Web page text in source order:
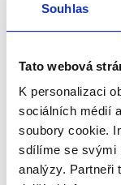
Souhlas
Tato webová
K personalizaci
sociálních médií
soubory cookie.
sdílíme se svými
analýzy. Partneři